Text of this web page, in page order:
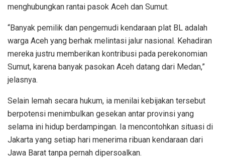
menghubungkan rantai pasok Aceh dan Sumut.
“Banyak pemilik dan pengemudi kendaraan plat BL adalah
warga Aceh yang berhak melintasi jalur nasional. Kehadiran
mereka justru memberikan kontribusi pada perekonomian
Sumut, karena banyak pasokan Aceh datang dari Medan,”
jelasnya.
Selain lemah secara hukum, ia menilai kebijakan tersebut
berpotensi menimbulkan gesekan antar provinsi yang
selama ini hidup berdampingan. Ia mencontohkan situasi di
Jakarta yang setiap hari menerima ribuan kendaraan dari
Jawa Barat tanpa pernah dipersoalkan.